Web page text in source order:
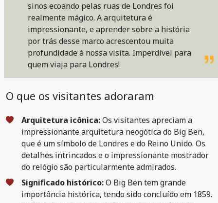
sinos ecoando pelas ruas de Londres foi
realmente mágico. A arquitetura é
impressionante, e aprender sobre a história
por trás desse marco acrescentou muita
profundidade à nossa visita. Imperdível para
quem viaja para Londres!
O que os visitantes adoraram
Arquitetura icônica:Os visitantes apreciam a
impressionante arquitetura neogótica do Big Ben,
que é um símbolo de Londres e do Reino Unido. Os
detalhes intrincados e o impressionante mostrador
do relógio são particularmente admirados.
Significado histórico:O Big Ben tem grande
importância histórica, tendo sido concluído em 1859.